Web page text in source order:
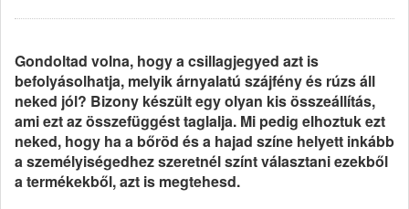
Gondoltad volna, hogy a csillagjegyed azt is
befolyásolhatja, melyik árnyalatú szájfény és rúzs áll
neked jól? Bizony készült egy olyan kis összeállítás,
ami ezt az összefüggést taglalja. Mi pedig elhoztuk ezt
neked, hogy ha a bőröd és a hajad színe helyett inkább
a személyiségedhez szeretnél színt választani ezekből
a termékekből, azt is megtehesd.